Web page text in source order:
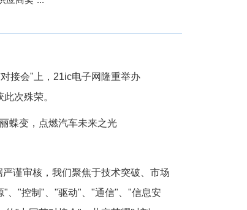
接会"上，21ic电子网隆重举办
次殊荣。
谨审核，我们聚焦于技术突破、市场
、"控制"、"驱动"、"通信"、"信息安